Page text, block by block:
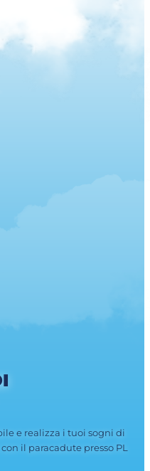
e realizza i tuoi sogni di
il paracadute presso PL